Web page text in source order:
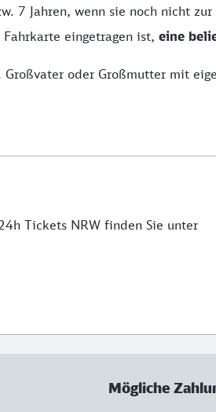
7 Jahren, wenn sie noch nicht
eingetragen ist, eine
oder Großmutter mit
Tickets NRW finden Sie unter
Mögliche